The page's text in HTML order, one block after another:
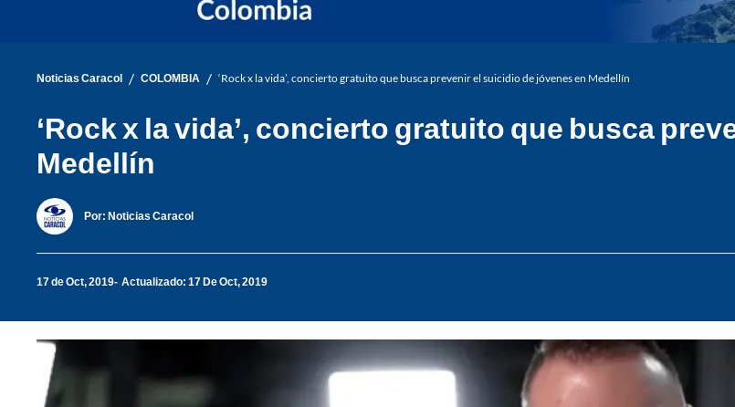
Noticias Caracol / COLOMBIA / ‘Rock x la vida’, concierto gratuito que busca prevenir el suicidio de jóvenes en Medellín
‘Rock x la vida’, concierto gratuito que busca
Medellín
Por: Noticias Caracol
17 de Oct, 2019 Actualizado: 17 De Oct, 2019